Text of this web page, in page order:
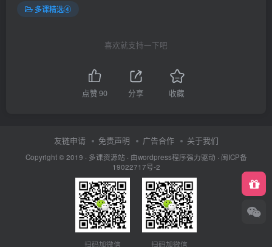
多课精选④
喜欢就支持一下吧
点赞90 分享 收藏
友链申请 免责声明 广告合作 关于我们
Copyright © 2019 · 多课资源站 · 由wordpress程序强力驱动 · 闽ICP备
19022717号-2
扫码加微信 扫码加微信